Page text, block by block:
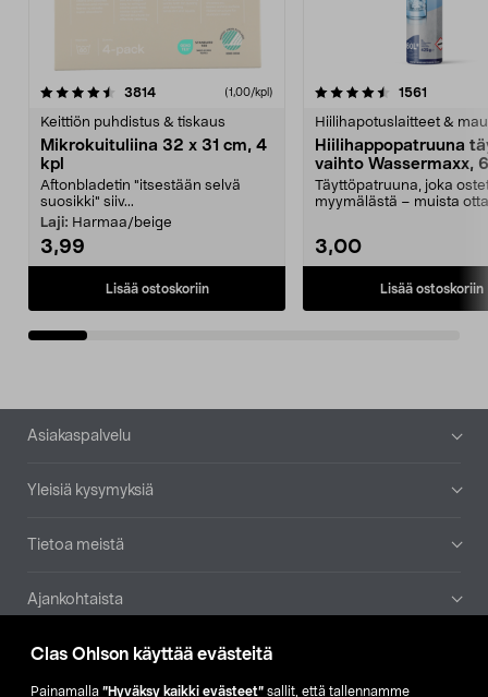
Clas Ohlson käyttää evästeitä
Painamalla ”Hyväksy kaikki evästeet” sallit, että tallennamme
3814arvostelut (1,00/kpl)
Keittiön puhdistus & tiskaus
Mikrokuituliina 32 x 31 cm, 4
kpl
Aftonbladetin "itsestään selvä
suosikki" siiv...
Laji: Harmaa/beige
3,99
Lisää ostoskoriin
4.5viidestä
1561
Hiilihapotuslaitteet &
Hiilihappopatruuna
vaihto Wassermaxx,
Täyttöpatruuna, joka
myymälästä – muista
3,00
Lisää ostoskoriin
4.5viidestä
Alatunniste
Asiakaspalvelu
Yleisiä kysymyksiä
Tietoa meistä
Ajankohtaista
Muut yrityksemme